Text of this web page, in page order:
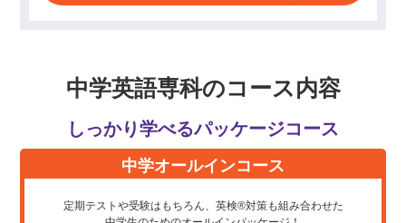
中学英語専科のコース内容
しっかり学べるパッケージコース
中学オールインコース
定期テストや受験はもちろん、英検®対策も組み合わせた